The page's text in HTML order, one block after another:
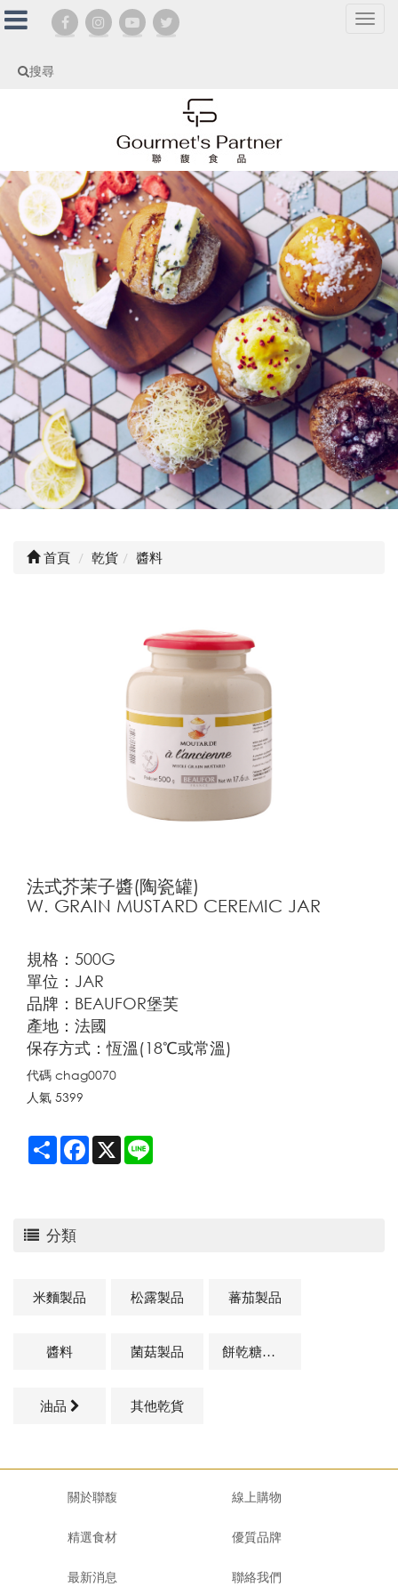
搜尋
選
分類
米麵製品 松露製品 蕃茄製品
醬料 菌菇製品 餅乾糖果類
油品 其他乾貨
首頁 乾貨 醬料
法式芥茉子醬(陶瓷罐)
W. GRAIN MUSTARD CEREMIC JAR
規格：500G
單位：JAR
品牌：BEAUFOR堡芙
產地：法國
保存方式：恆溫(18℃或常溫)
代碼 chag0070
人氣 5399
Share Facebook
X
關於聯馥 線上購物
精選食材 優質品牌
最新消息 聯絡我們